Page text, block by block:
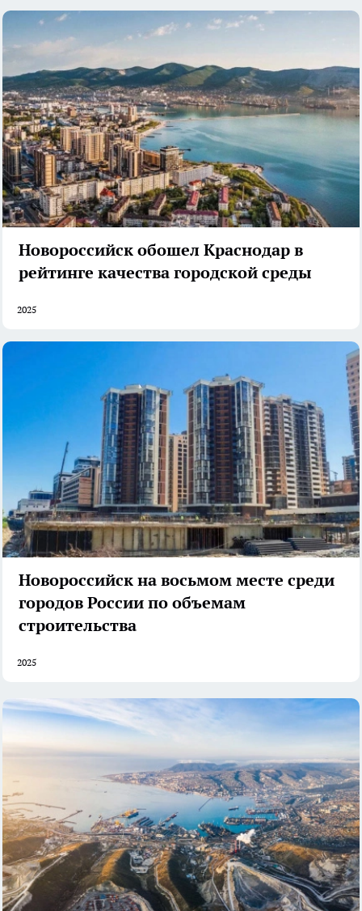
Новороссийск обошел Краснодар в
рейтинге качества городской среды
2025
Новороссийск на восьмом месте среди
городов России по объемам
строительства
2025